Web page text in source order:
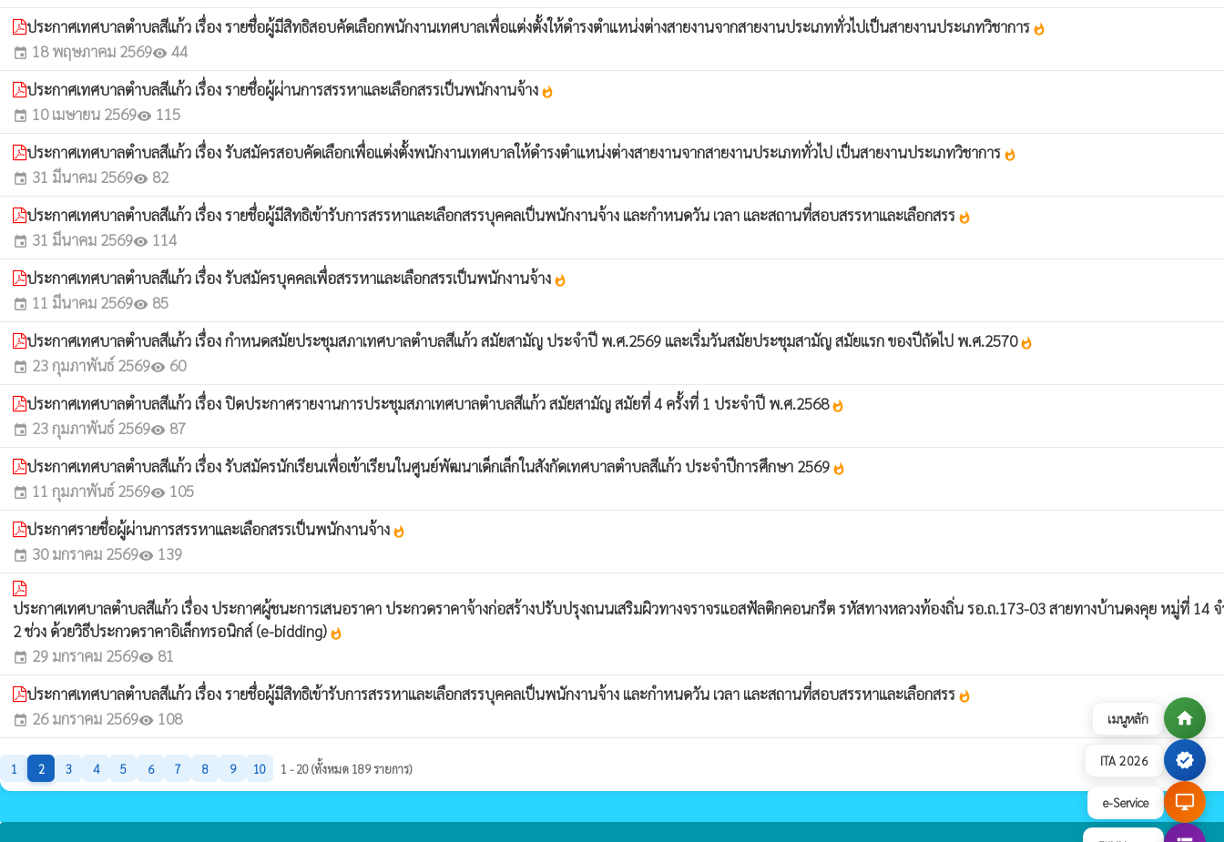
เมนูหลัก home
ITA 2026 verified
e-Service desktop_windows
ประกาศเทศบาลตำบลสีแก้ว เรื่อง รายชื่อผู้มีสิทธิสอบคัดเลือกพนักงานเทศบาลเพื่อแต่งตั้งให้ดำรงตำแหน่งต่างสายงานจากสายงานประเภททั่วไปเป็นสายงานประเภทวิชาการ whatshot
event 18 พฤษภาคม 2569visibility 44
ประกาศเทศบาลตำบลสีแก้ว เรื่อง รายชื่อผู้ผ่านการสรรหาและเลือกสรรเป็นพนักงานจ้าง whatshot
event 10 เมษายน 2569visibility 115
ประกาศเทศบาลตำบลสีแก้ว เรื่อง รับสมัครสอบคัดเลือกเพื่อแต่งตั้งพนักงานเทศบาลให้ดำรงตำแหน่งต่างสายงานจากสายงานประเภททั่วไป เป็นสายงานประเภทวิชาการ whatshot
event 31 มีนาคม 2569visibility 82
ประกาศเทศบาลตำบลสีแก้ว เรื่อง รายชื่อผู้มีสิทธิเข้ารับการสรรหาและเลือกสรรบุคคลเป็นพนักงานจ้าง และกำหนดวัน เวลา และสถานที่สอบสรรหาและเลือกสรร whatshot
event 31 มีนาคม 2569visibility 114
ประกาศเทศบาลตำบลสีแก้ว เรื่อง รับสมัครบุคคลเพื่อสรรหาและเลือกสรรเป็นพนักงานจ้าง whatshot
event 11 มีนาคม 2569visibility 85
ประกาศเทศบาลตำบลสีแก้ว เรื่อง กำหนดสมัยประชุมสภาเทศบาลตำบลสีแก้ว สมัยสามัญ ประจำปี พ.ศ.2569 และเริ่มวันสมัยประชุมสามัญ สมัยแรก ของปีถัดไป พ.ศ.2570whatshot
event 23 กุมภาพันธ์ 2569visibility 60
ประกาศเทศบาลตำบลสีแก้ว เรื่อง ปิดประกาศรายงานการประชุมสภาเทศบาลตำบลสีแก้ว สมัยสามัญ สมัยที่ 4 ครั้งที่ 1 ประจำปี พ.ศ.2568whatshot
event 23 กุมภาพันธ์ 2569visibility 87
ประกาศเทศบาลตำบลสีแก้ว เรื่อง รับสมัครนักเรียนเพื่อเข้าเรียนในศูนย์พัฒนาเด็กเล็กในสังกัดเทศบาลตำบลสีแก้ว ประจำปีการศึกษา 2569 whatshot
event 11 กุมภาพันธ์ 2569visibility 105
ประกาศรายชื่อผู้ผ่านการสรรหาและเลือกสรรเป็นพนักงานจ้าง whatshot
event 30 มกราคม 2569visibility 139
ประกาศเทศบาลตำบลสีแก้ว เรื่อง ประกาศผู้ชนะการเสนอราคา ประกวดราคาจ้างก่อสร้างปรับปรุงถนนเสริมผิวทางจราจรแอสฟัลติกคอนกรีต รหัสทางหลวงท้องถิ่น รอ.ถ.173-03 สายทางบ้านดงคุย หมู่ที่ 14
2 ช่วง ด้วยวิธีประกวดราคาอิเล็กทรอนิกส์ (e-bidding) whatshot
event 29 มกราคม 2569visibility 81
ประกาศเทศบาลตำบลสีแก้ว เรื่อง รายชื่อผู้มีสิทธิเข้ารับการสรรหาและเลือกสรรบุคคลเป็นพนักงานจ้าง และกำหนดวัน เวลา และสถานที่สอบสรรหาและเลือกสรร whatshot
event 26 มกราคม 2569visibility 108
1 2 3 4 5 6 7 8 9 10 1 - 20 (ทั้งหมด 189 รายการ)